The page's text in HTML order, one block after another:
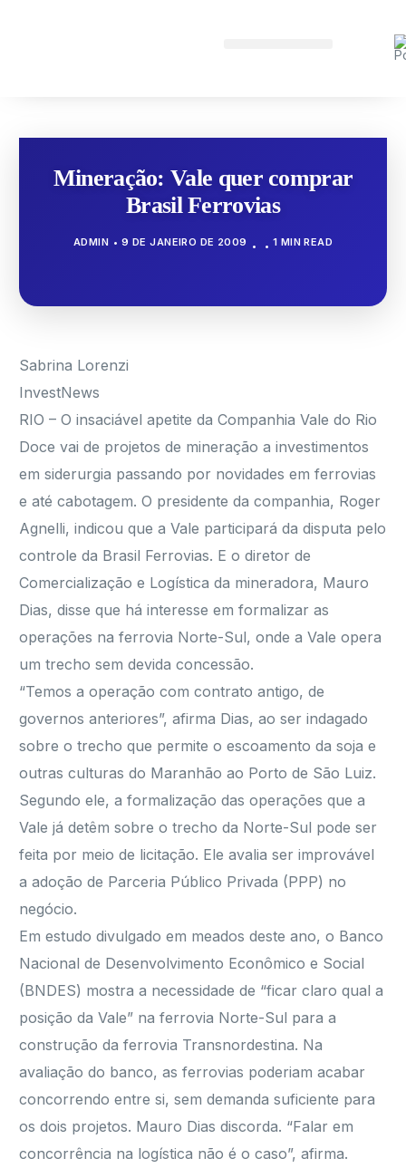
Mineração: Vale quer comprar
Brasil Ferrovias
ADMIN 9 DE JANEIRO DE 2009 1 MIN READ
Sabrina Lorenzi
InvestNews
RIO – O insaciável apetite da Companhia Vale do Rio
Doce vai de projetos de mineração a investimentos
em siderurgia passando por novidades em ferrovias
e até cabotagem. O presidente da companhia, Roger
Agnelli, indicou que a Vale participará da disputa pelo
controle da Brasil Ferrovias. E o diretor de
Comercialização e Logística da mineradora, Mauro
Dias, disse que há interesse em formalizar as
operações na ferrovia Norte-Sul, onde a Vale opera
um trecho sem devida concessão.
“Temos a operação com contrato antigo, de
governos anteriores”, afirma Dias, ao ser indagado
sobre o trecho que permite o escoamento da soja e
outras culturas do Maranhão ao Porto de São Luiz.
Segundo ele, a formalização das operações que a
Vale já detêm sobre o trecho da Norte-Sul pode ser
feita por meio de licitação. Ele avalia ser improvável
a adoção de Parceria Público Privada (PPP) no
negócio.
Em estudo divulgado em meados deste ano, o Banco
Nacional de Desenvolvimento Econômico e Social
(BNDES) mostra a necessidade de “ficar claro qual a
posição da Vale” na ferrovia Norte-Sul para a
construção da ferrovia Transnordestina. Na
avaliação do banco, as ferrovias poderiam acabar
concorrendo entre si, sem demanda suficiente para
os dois projetos. Mauro Dias discorda. “Falar em
concorrência na logística não é o caso”, afirma.